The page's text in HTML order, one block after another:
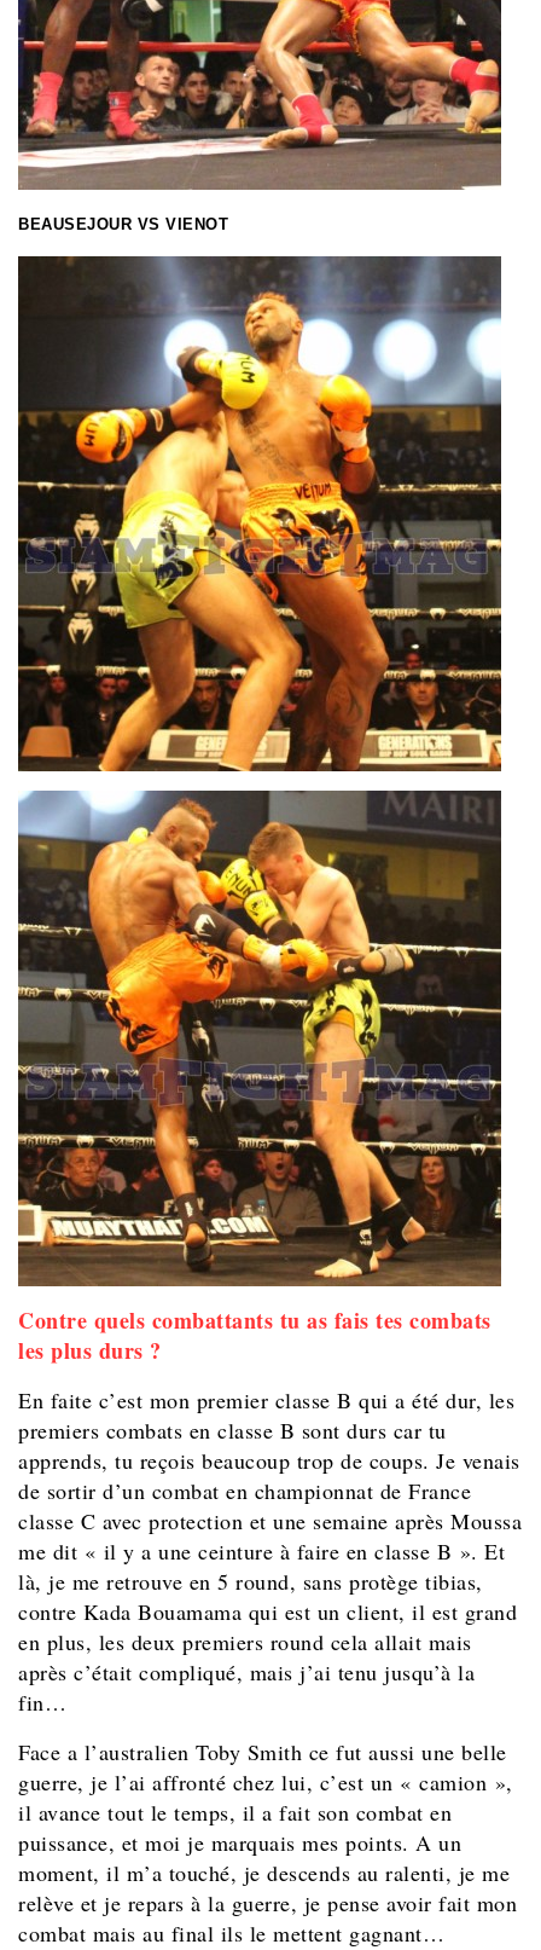
BEAUSEJOUR VS VIENOT
Contre quels combattants tu as fais tes combats
les plus durs ?
En faite c’est mon premier classe B qui a été dur, les
premiers combats en classe B sont durs car tu
apprends, tu reçois beaucoup trop de coups. Je venais
de sortir d’un combat en championnat de France
classe C avec protection et une semaine après Moussa
me dit « il y a une ceinture à faire en classe B ». Et
là, je me retrouve en 5 round, sans protège tibias,
contre Kada Bouamama qui est un client, il est grand
en plus, les deux premiers round cela allait mais
après c’était compliqué, mais j’ai tenu jusqu’à la
fin…
Face a l’australien Toby Smith ce fut aussi une belle
guerre, je l’ai affronté chez lui, c’est un « camion »,
il avance tout le temps, il a fait son combat en
puissance, et moi je marquais mes points. A un
moment, il m’a touché, je descends au ralenti, je me
relève et je repars à la guerre, je pense avoir fait mon
combat mais au final ils le mettent gagnant…